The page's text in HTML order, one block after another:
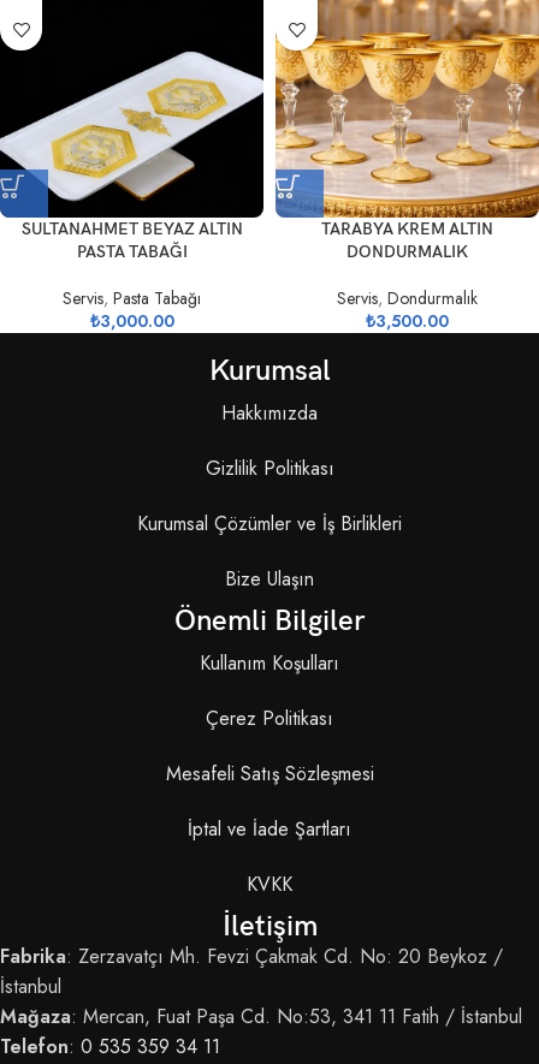
SULTANAHMET BEYAZ ALTIN
PASTA TABAĞI
Servis, Pasta Tabağı
₺3,000.00
TARABYA KREM ALTIN
DONDURMALIK
Servis, Dondurmalık
₺3,500.00
Kurumsal
Hakkımızda
Gizlilik Politikası
Kurumsal Çözümler ve İş Birlikleri
Bize Ulaşın
Önemli Bilgiler
Kullanım Koşulları
Çerez Politikası
Mesafeli Satış Sözleşmesi
İptal ve İade Şartları
KVKK
İletişim
Fabrika: Zerzavatçı Mh. Fevzi Çakmak Cd. No: 20 Beykoz /
İstanbul
Mağaza: Mercan, Fuat Paşa Cd. No:53, 341 11 Fatih / İstanbul
Telefon: 0 535 359 34 11